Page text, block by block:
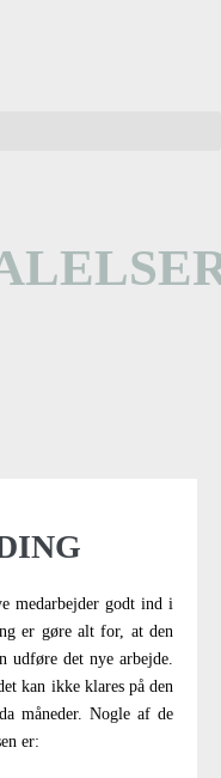
medarbejder godt ind i
er gøre alt for, at den
udføre det nye arbejde.
kan ikke klares på den
måneder. Nogle af de
er: